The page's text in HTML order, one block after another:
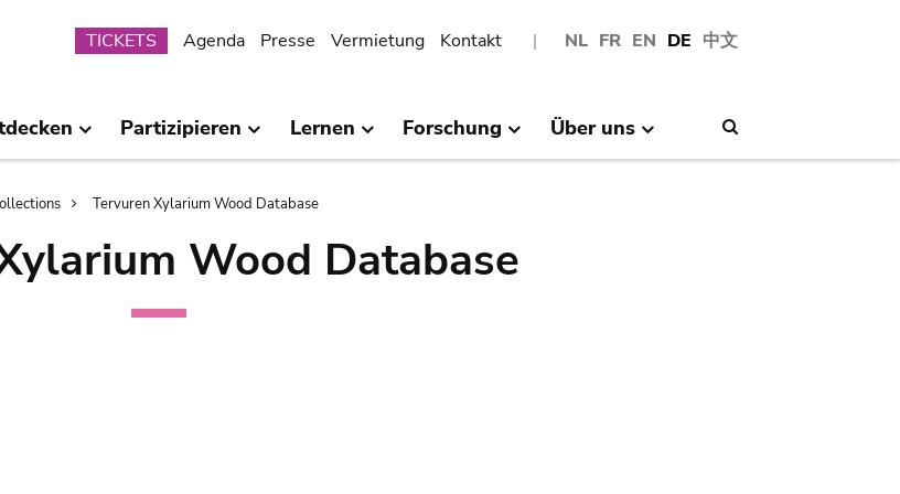
NL FR EN DE 中文
Submenu
TICKETS Agenda Presse Vermietung Kontakt
Partizipieren Lernen Forschung Über uns
Tervuren Xylarium Wood Database
Wood Database